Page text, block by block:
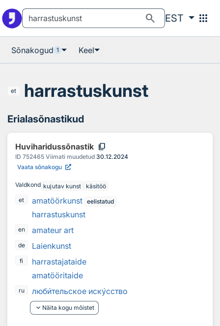
search EST apps
Sõnakogud 1 Keel
et harrastuskunst
Erialasõnastikud
Huviharidussõnastik content_copy
ID 752465 Viimati muudetud 30.12.2024
Vaata sõnakogu
Valdkond kujutav kunst
käsitöö
et
amatöörkunst eelistatud
harrastuskunst
en amateur art
de Laienkunst
fi
harrastajataide
amatööritaide
ru любительское искусство
keyboard_arrow_down Näita kogu mõistet